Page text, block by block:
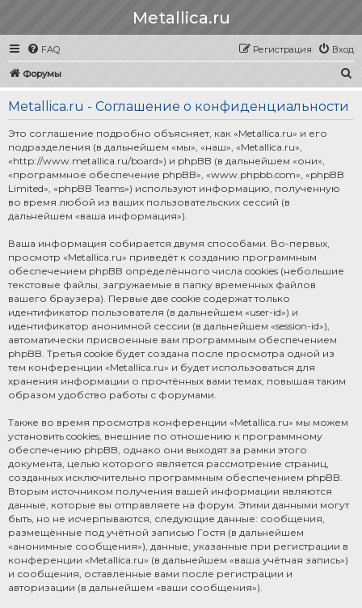
Metallica.ru
FAQ Вход
Регистрация
Форумы
Metallica.ru - Соглашение о конфиденциальности
Это соглашение подробно объясняет, как «Metallica.ru» и его
подразделения (в дальнейшем «мы», «наш», «Metallica.ru»,
«http://www.metallica.ru/board») и phpBB (в дальнейшем «они»,
«программное обеспечение phpBB», «www.phpbb.com», «phpBB
Limited», «phpBB Teams») используют информацию, полученную
во время любой из ваших пользовательских сессий (в
дальнейшем «ваша информация»).
Ваша информация собирается двумя способами. Во-первых,
просмотр «Metallica.ru» приведёт к созданию программным
обеспечением phpBB определённого числа cookies (небольшие
текстовые файлы, загружаемые в папку временных файлов
вашего браузера). Первые две cookie содержат только
идентификатор пользователя (в дальнейшем «user-id») и
идентификатор анонимной сессии (в дальнейшем «session-id»),
автоматически присвоенные вам программным обеспечением
phpBB. Третья cookie будет создана после просмотра одной из
тем конференции «Metallica.ru» и будет использоваться для
хранения информации о прочтённых вами темах, повышая таким
образом удобство работы с форумами.
Также во время просмотра конференции «Metallica.ru» мы можем
установить cookies, внешние по отношению к программному
обеспечению phpBB, однако они выходят за рамки этого
документа, целью которого является рассмотрение страниц,
созданных исключительно программным обеспечением phpBB.
Вторым источником получения вашей информации являются
данные, которые вы отправляете на форум. Этими данными могут
быть, но не исчерпываются, следующие данные: сообщения,
размещённые под учётной записью Гостя (в дальнейшем
«анонимные сообщения»), данные, указанные при регистрации в
конференции «Metallica.ru» (в дальнейшем «ваша учётная запись»)
и сообщения, оставленные вами после регистрации и
авторизации (в дальнейшем «ваши сообщения»).